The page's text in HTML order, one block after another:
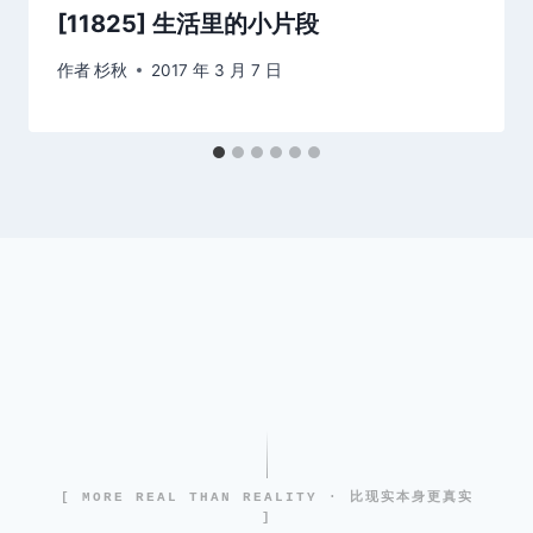
[11825] 生活里的小片段
作者杉秋 2017 年 3 月 7 日
[ MORE REAL THAN REALITY · 比现实本身更真实
]